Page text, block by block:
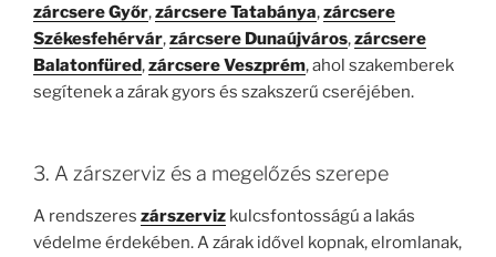
zárcsere Győr,zárcsere Tatabánya,zárcsere
Székesfehérvár,zárcsere Dunaújváros,zárcsere
Balatonfüred,zárcsere Veszprém, ahol szakemberek
segítenek a zárak gyors és szakszerű cseréjében.
3. A zárszerviz és a megelőzés szerepe
A rendszeres zárszerviz kulcsfontosságú a lakás
védelme érdekében. A zárak idővel kopnak, elromlanak,